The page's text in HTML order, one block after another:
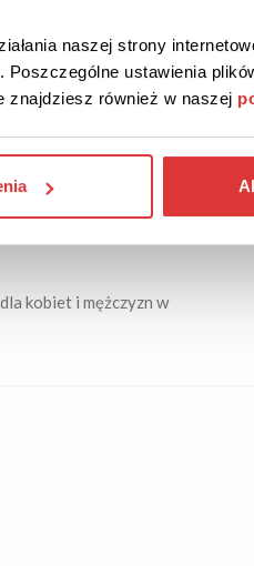
naszej strony
ustawienia
znajdziesz również w naszej
twarzy, ciała i
kobiet i mężczyzn w